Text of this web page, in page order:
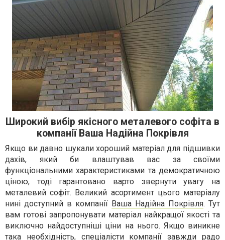
Широкий вибір якісного металевого софіта в
компанії Ваша Надійна Покрівля
Якщо ви давно шукали хороший матеріал для підшивки
дахів, який би влаштував вас за своїми
функціональними характеристиками та демократичною
ціною, тоді гарантовано варто звернути увагу на
металевий софіт. Великий асортимент цього матеріалу
нині доступний в компанії Ваша Надійна Покрівля. Тут
вам готові запропонувати матеріал найкращої якості та
виключно найдоступніші ціни на нього. Якщо виникне
така необхідність, спеціалісти компанії завжди радо